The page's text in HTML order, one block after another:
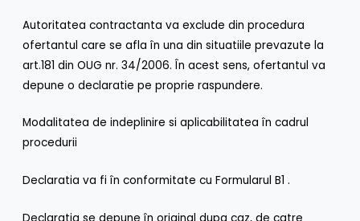
Autoritatea contractanta va exclude din procedura
ofertantul care se afla în una din situatiile prevazute la
art.181 din OUG nr. 34/2006. În acest sens, ofertantul va
depune o declaratie pe proprie raspundere.
Modalitatea de indeplinire si aplicabilitatea în cadrul
procedurii
Declaratia va fi în conformitate cu Formularul B1 .